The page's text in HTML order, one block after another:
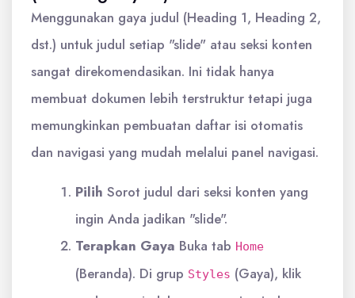
Menggunakan gaya judul (Heading 1, Heading 2,
dst.) untuk judul setiap "slide" atau seksi konten
sangat direkomendasikan. Ini tidak hanya
membuat dokumen lebih terstruktur tetapi juga
memungkinkan pembuatan daftar isi otomatis
dan navigasi yang mudah melalui panel navigasi.
Pilih Sorot judul dari seksi konten yang
ingin Anda jadikan "slide".
Terapkan Gaya Buka tab Home
(Beranda). Di grup Styles (Gaya), klik